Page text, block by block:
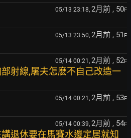
05/13 23:18, 2月前 , 50F
05/13 23:50, 2月前 , 51 F
05/14 00:21, 2月前 , 52F
射線,屠夫怎麽不自己改造一
05/14 00:21, 2月前 , 53F
05/14 00:39, 2月前 , 54F
退休要在馬賽水邊定居就知